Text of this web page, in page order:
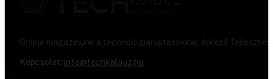
Online magazinunk a technológiai újításokkal, érkező
Kapcsolat: info@techkalauz.hu